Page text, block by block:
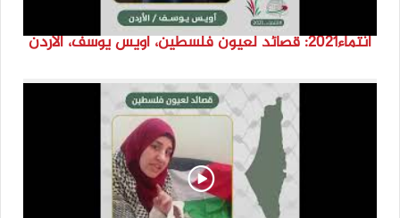
انتماء2021: قصائد لعيون فلسطين، أويس يوسف، الاردن